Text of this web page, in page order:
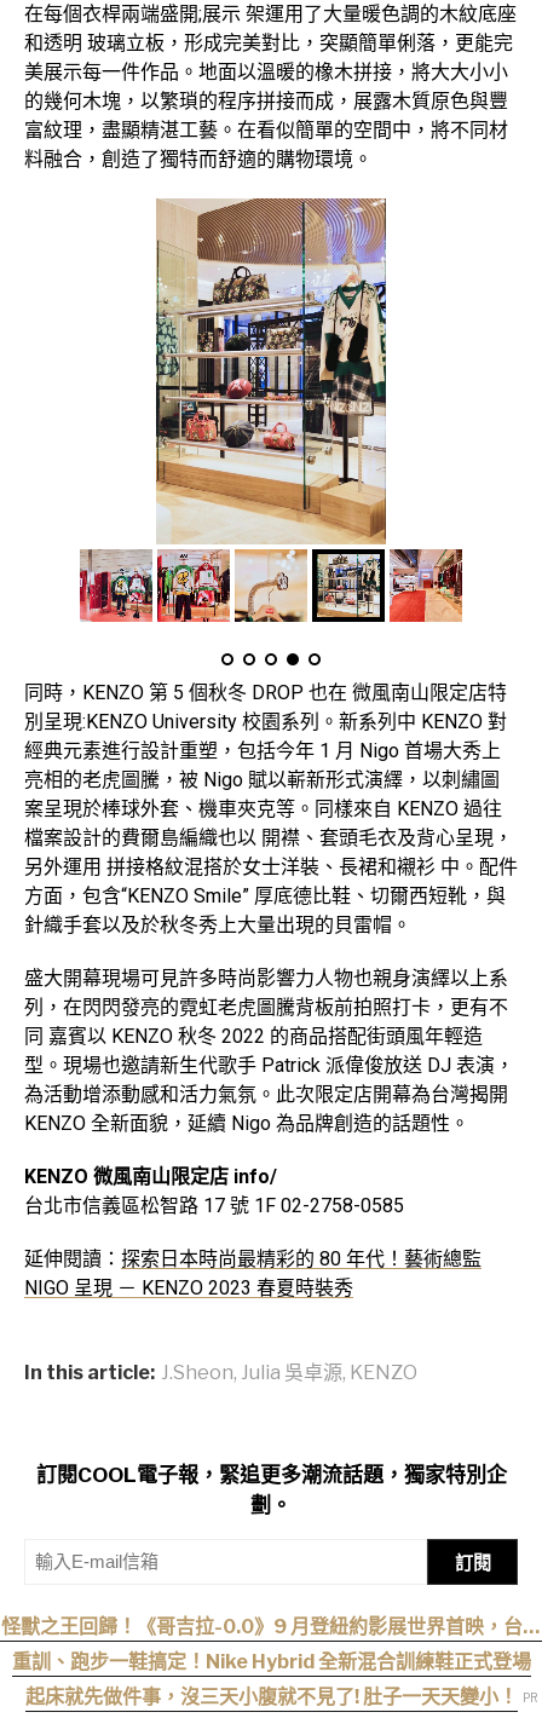
在每個衣桿兩端盛開;展示 架運用了大量暖色調的木紋底座
和透明 玻璃立板，形成完美對比，突顯簡單俐落，更能完
美展示每一件作品。地面以溫暖的橡木拼接，將大大小小
的幾何木塊，以繁瑣的程序拼接而成，展露木質原色與豐
富紋理，盡顯精湛工藝。在看似簡單的空間中，將不同材
料融合，創造了獨特而舒適的購物環境。
同時，KENZO 第 5 個秋冬 DROP 也在 微風南山限定店特
別呈現:KENZO University 校園系列。新系列中 KENZO 對
經典元素進行設計重塑，包括今年 1 月 Nigo 首場大秀上
亮相的老虎圖騰，被 Nigo 賦以嶄新形式演繹，以刺繡圖
案呈現於棒球外套、機車夾克等。同樣來自 KENZO 過往
檔案設計的費爾島編織也以 開襟、套頭毛衣及背心呈現，
另外運用 拼接格紋混搭於女士洋裝、長裙和襯衫 中。配件
方面，包含“KENZO Smile” 厚底德比鞋、切爾西短靴，與
針織手套以及於秋冬秀上大量出現的貝雷帽。
盛大開幕現場可見許多時尚影響力人物也親身演繹以上系
列，在閃閃發亮的霓虹老虎圖騰背板前拍照打卡，更有不
同 嘉賓以 KENZO 秋冬 2022 的商品搭配街頭風年輕造
型。現場也邀請新生代歌手 Patrick 派偉俊放送 DJ 表演，
為活動增添動感和活力氣氛。此次限定店開幕為台灣揭開
KENZO 全新面貌，延續 Nigo 為品牌創造的話題性。
KENZO 微風南山限定店 info/
台北市信義區松智路 17 號 1F 02-2758-0585
延伸閱讀： 探索日本時尚最精彩的 80 年代！藝術總監
NIGO 呈現 － KENZO 2023 春夏時裝秀
In this article: J.Sheon, Julia 吳卓源, KENZO
訂閱COOL電子報，緊追更多潮流話題，獨家特別企
劃。
訂閱
怪獸之王回歸！《哥吉拉-0.0》9 月登紐約影展世界首映，台灣
11 月 6 日上映
重訓、跑步一鞋搞定！Nike Hybrid 全新混合訓練鞋正式登場
起床就先做件事，沒三天小腹就不見了! 肚子一天天變小！